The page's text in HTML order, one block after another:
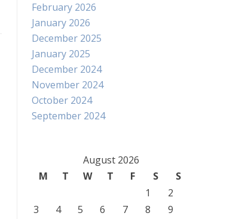
February 2026
January 2026
December 2025
January 2025
December 2024
November 2024
October 2024
September 2024
August 2026
M
T W T F S
S
1
2
3
4 5 6 7 8
9